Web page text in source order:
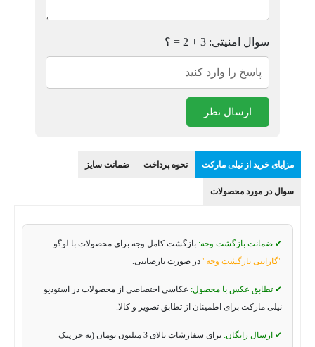
سوال امنیتی: 3 + 2 = ؟
ارسال نظر
مزایای خرید از نیلی مارکت نحوه پرداخت ضمانت سایز
سوال در مورد محصولات
✔ ضمانت بازگشت وجه: بازگشت کامل وجه برای محصولات با لوگو
"گارانتی بازگشت وجه" در صورت نارضایتی.
✔ تطابق عکس با محصول: عکاسی اختصاصی از محصولات در استودیو
نیلی مارکت برای اطمینان از تطابق تصویر و کالا.
✔ ارسال رایگان:
برای سفارشات بالای 3 میلیون تومان (به جز پیک